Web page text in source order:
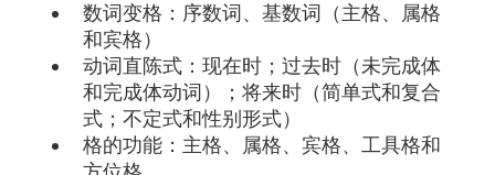
数词变格：序数词、基数词（主格、属格
和宾格）
动词直陈式：现在时；过去时（未完成体
和完成体动词）；将来时（简单式和复合
式；不定式和性别形式）
格的功能：主格、属格、宾格、工具格和